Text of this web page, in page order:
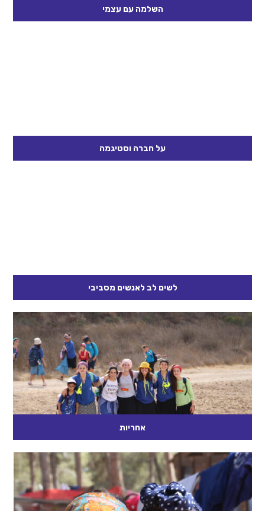
השלמה עם עצמי
על חברה וסטיגמה
לשים לב לאנשים מסביבי
פתיחה בכל פעם מבקשים מהם ללחוץ או ?/ ? בזום: שוקו ? / וניל ?
ים ? / בריכה ? קיץ ? / חורף...
קרא עוד
אחריות
פתיחה נשאל האם אתן מרגישות שאתן לוקחות אחריות על החיים
שלכן? האם אתן מרגישות שבעקבות המעבר לגיל מצוות ,אתן
אחראיות...
קרא עוד